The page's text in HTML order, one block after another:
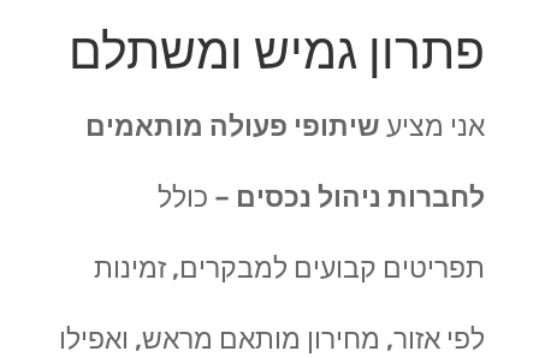
פתרון גמיש ומשתלם
אני מציע שיתופי פעולה מותאמים
לחברות ניהול נכסים – כולל
תפריטים קבועים למבקרים, זמינות
לפי אזור, מחירון מותאם מראש, ואפילו